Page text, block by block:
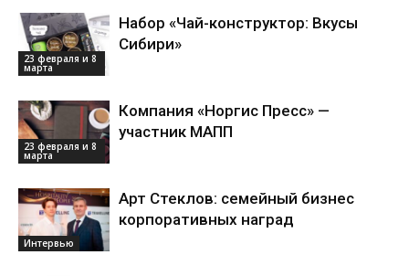
23 февраля и 8
марта
Набор «Чай-конструктор: Вкусы
Сибири»
23 февраля и 8
марта
Компания «Норгис Пресс» —
участник МАПП
Интервью
Арт Стеклов: семейный бизнес
корпоративных наград